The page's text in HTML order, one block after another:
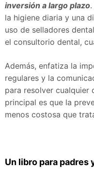
inversión a largo plazo
la higiene diaria y una
uso de selladores
el consultorio dental,
Además, enfatiza la
regulares y la
para resolver cualquier
principal es que la
menos costosa que
Un libro para padres